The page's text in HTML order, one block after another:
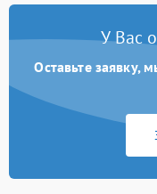
Треск У Вас
Оставьте заявку,